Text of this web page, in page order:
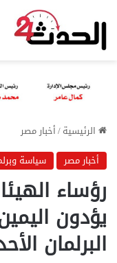
الرئيسية/أخبار مصر
أخبار مصر
سياسة
رؤساء
يؤدون
البرلمان